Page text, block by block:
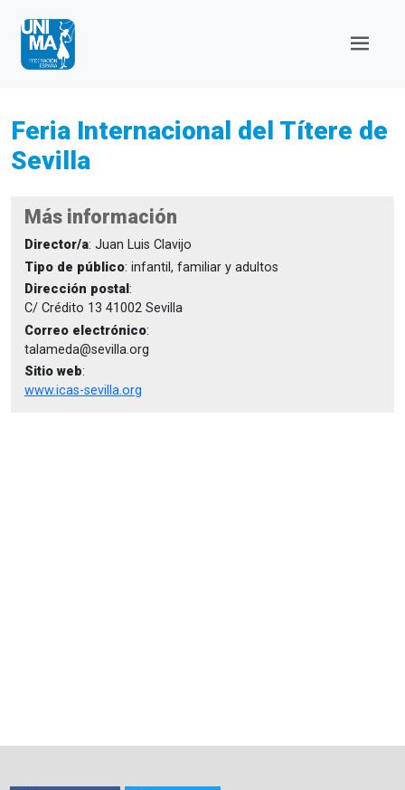
Feria Internacional del Títere de
Sevilla
Más información
Director/a: Juan Luis Clavijo
Tipo de público: infantil, familiar y adultos
Dirección postal :
C/ Crédito 13 41002 Sevilla
Correo electrónico:
talameda@sevilla.org
Sitio web:
www.icas-sevilla.org